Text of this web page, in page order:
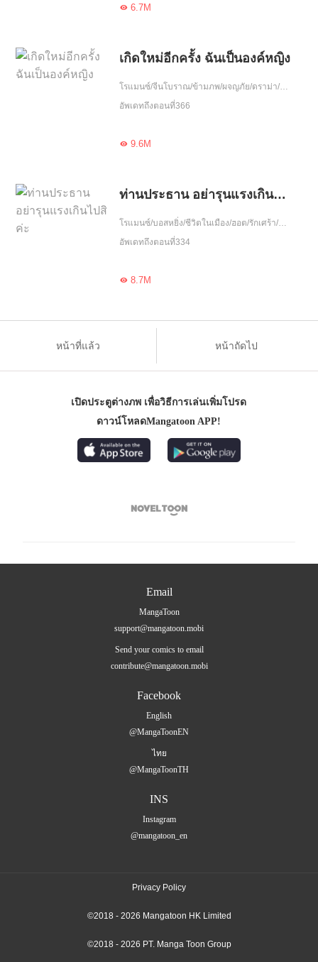
6.7M
เกิดใหม่อีกครั้ง ฉันเป็นองค์หญิง
โรแมนซ์/จีนโบราณ/ข้ามภพ/ผจญภัย/ดราม่า/แก้แค้น/ฮอต/รักหวานฉ่ำ/รักเศร้า/ความรัก/รักเดียวใจเดียว/เกิดใหม่
อัพเดทถึงตอนที่366
9.6M
ท่านประธาน อย่ารุนแรงเกินไปสิค่ะ
โรแมนซ์/บอสหยิ่ง/ชีวิตในเมือง/ฮอต/รักเศร้า/ความรัก/รักคืนเดียว/เอาแต่ใจ/จบ
อัพเดทถึงตอนที่334
8.7M
หน้าที่แล้ว หน้าถัดไป
เปิดประตูต่างภพ เพื่อวิธีการเล่นเพิ่มโปรด
ดาวน์โหลดMangatoon APP!

Email
MangaToon
support@mangatoon.mobi
Send your comics to email
contribute@mangatoon.mobi
Facebook
English
@MangaToonEN
ไทย
@MangaToonTH
INS
Instagram
@mangatoon_en
Privacy Policy
©2018 - 2026 Mangatoon HK Limited
©2018 - 2026 PT. Manga Toon Group